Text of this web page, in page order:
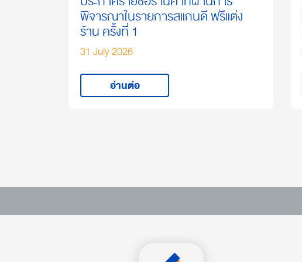
พิจารณาในรายการสแกนดี ฟรีแต่ง
ร้าน ครั้งที่ 1
31 July 2026
อ่านต่อ